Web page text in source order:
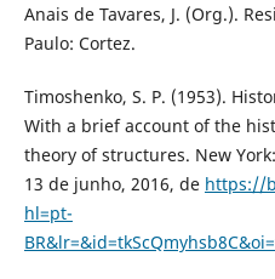
Anais de Tavares, J. (Org.).
Paulo: Cortez.
Timoshenko, S. P. (1953).
With a brief account of the
theory of structures. New
13 de junho, 2016, de https://
hl=pt-